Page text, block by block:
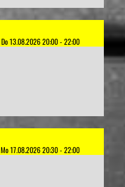
Do 13.08.2026 20:00 - 22:00
Mo 17.08.2026 20:30 - 22:00